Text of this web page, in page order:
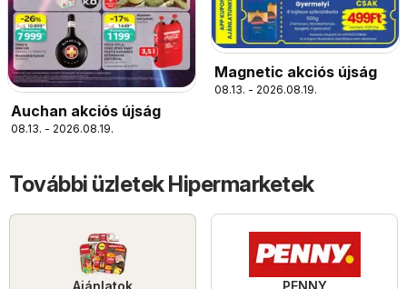
Auchan akciós újság
08.13. - 2026.08.19.
Magnetic akciós újság
08.13. - 2026.08.19.
További üzletek Hipermarketek
Ajánlatok PENNY